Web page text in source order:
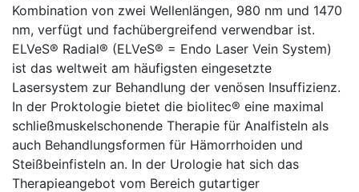
Kombination von zwei Wellenlängen, 980 nm und 1470
nm, verfügt und fachübergreifend verwendbar ist.
ELVeS® Radial® (ELVeS® = Endo Laser Vein System)
ist das weltweit am häufigsten eingesetzte
Lasersystem zur Behandlung der venösen Insuffizienz.
In der Proktologie bietet die biolitec® eine maximal
schließmuskelschonende Therapie für Analfisteln als
auch Behandlungsformen für Hämorrhoiden und
Steißbeinfisteln an. In der Urologie hat sich das
Therapieangebot vom Bereich gutartiger